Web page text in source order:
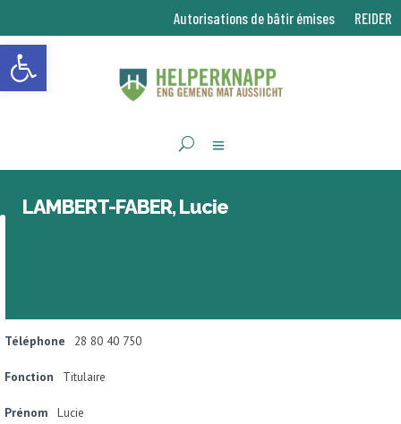
Ouvrir la barre d’outils
Autorisations de bâtir émises REIDER
LAMBERT-FABER, Lucie
Téléphone 28 80 40 750
Fonction Titulaire
Prénom Lucie